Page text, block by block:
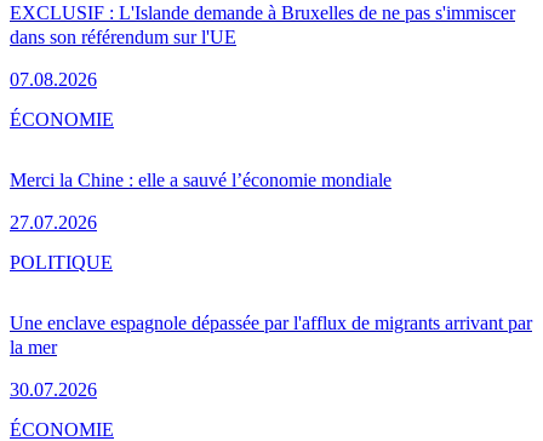
EXCLUSIF : L'Islande demande à Bruxelles de ne pas s'immiscer
dans son référendum sur l'UE
07.08.2026
Merci la Chine : elle a sauvé l’économie mondiale
27.07.2026
ÉCONOMIE
Une enclave espagnole dépassée par l'afflux de migrants arrivant par
la mer
30.07.2026
POLITIQUE
ÉCONOMIE